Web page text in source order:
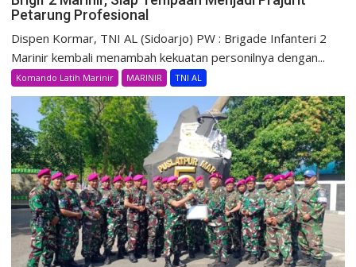
Petarung Profesional
Dispen Kormar, TNI AL (Sidoarjo) PW : Brigade Infanteri 2
Marinir kembali menambah kekuatan personilnya dengan...
Komando Latih Marinir MARINIR TNI AL